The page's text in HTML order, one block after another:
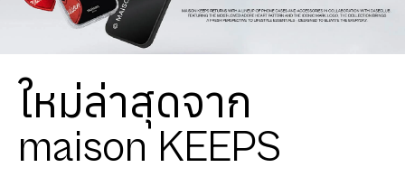
ใหม่ล่าสุดจาก
maison KEEPS